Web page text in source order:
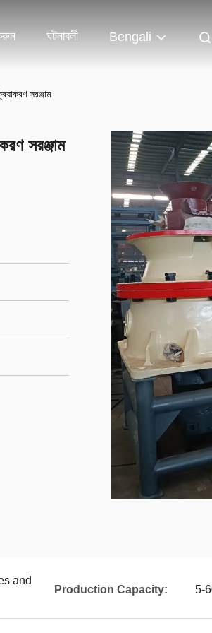
ঘটনাবলী Bengali
সরঞ্জাম
সরঞ্জাম
and
Production Capacity: 5-